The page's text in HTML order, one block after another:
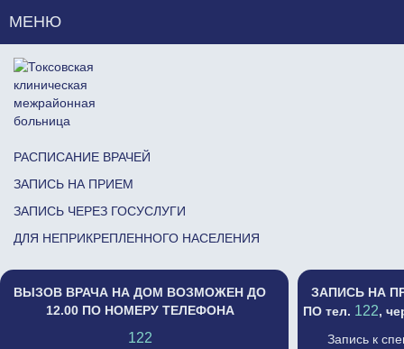
МЕНЮ
РАСПИСАНИЕ ВРАЧЕЙ
ЗАПИСЬ НА ПРИЕМ
ЗАПИСЬ ЧЕРЕЗ ГОСУСЛУГИ
ДЛЯ НЕПРИКРЕПЛЕННОГО НАСЕЛЕНИЯ
ВЫЗОВ ВРАЧА НА ДОМ ВОЗМОЖЕН ДО
12.00 ПО НОМЕРУ ТЕЛЕФОНА
122
ЗАПИСЬ НА
ПО тел. 122,
Запись к